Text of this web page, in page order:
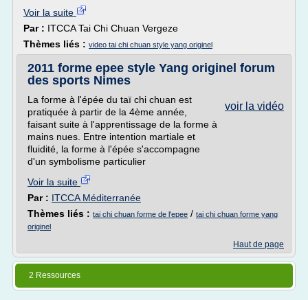
Voir la suite
Par : ITCCA Tai Chi Chuan Vergeze
Thèmes liés : video tai chi chuan style yang originel
2011 forme epee style Yang originel forum
des sports Nimes
voir la vidéo
La forme à l'épée du taï chi chuan est
pratiquée à partir de la 4ème année,
faisant suite à l'apprentissage de la forme à
mains nues. Entre intention martiale et
fluidité, la forme à l'épée s'accompagne
d'un symbolisme particulier
Voir la suite
Par : ITCCA Méditerranée
Thèmes liés : tai chi chuan forme de l'epee / tai chi chuan forme yang
originel
Haut de page
2 Ressources